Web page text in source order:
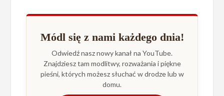
Módl się z nami każdego dnia!
Odwiedź nasz nowy kanał na YouTube.
Znajdziesz tam modlitwy, rozważania i piękne
pieśni, których możesz słuchać w drodze lub w
domu.